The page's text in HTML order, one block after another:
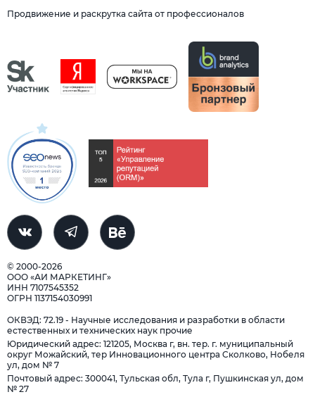
Продвижение и раскрутка сайта от профессионалов
© 2000-2026
ООО «АИ МАРКЕТИНГ»
ИНН 7107545352
ОГРН 1137154030991
ОКВЭД: 72.19 - Научные исследования и разработки в области
естественных и технических наук прочие
Юридический адрес: 121205, Москва г, вн. тер. г. муниципальный
округ Можайский, тер Инновационного центра Сколково, Нобеля
ул, дом № 7
Почтовый адрес: 300041, Тульская обл, Тула г, Пушкинская ул, дом
№ 27